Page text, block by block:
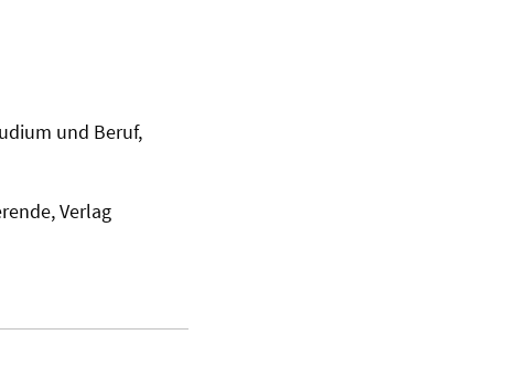
und Beruf,
Verlag